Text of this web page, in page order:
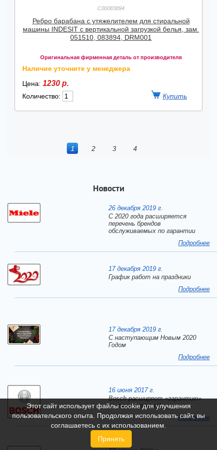
C00083894
Ребро барабана с утяжелителем для стиральной
машины INDESIT с вертикальной загрузкой белья, зам.
051510, 083894, DRM001
Оригинальная фирменная деталь от производителя
Наличие уточните у менеджера
Цена: 1230 р.
Количество:
1 2 3 4
Новости
26 декабря 2019 г.
С 2020 года расширяется
перечень брендов
обслуживаемых по гарантии
Подробнее
17 декабря 2019 г.
График работ на праздники
Подробнее
17 декабря 2019 г.
C наступающим Новым 2020
Годом
Подробнее
16 июня 2017 г.
Bosch расширяет «гарантию»
на свою технику!
Подробнее
Этот сайт использует файлы cookie для улучшения
пользовательского опыта. Продолжая использовать сайт, вы
соглашаетесь с их использованием.
Принять